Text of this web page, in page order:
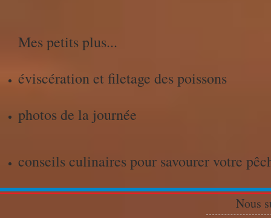
Mes petits plus...
éviscération et filetage des poissons
photos de la journée
conseils culinaires pour savourer votre
Nous